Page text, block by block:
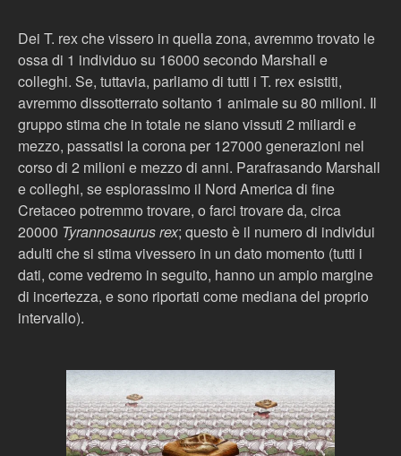
Dei T. rex che vissero in quella zona, avremmo trovato le
ossa di 1 individuo su 16000 secondo Marshall e
colleghi. Se, tuttavia, parliamo di tutti i T. rex esistiti,
avremmo dissotterrato soltanto 1 animale su 80 milioni. Il
gruppo stima che in totale ne siano vissuti 2 miliardi e
mezzo, passatisi la corona per 127000 generazioni nel
corso di 2 milioni e mezzo di anni. Parafrasando Marshall
e colleghi, se esplorassimo il Nord America di fine
Cretaceo potremmo trovare, o farci trovare da, circa
20000 Tyrannosaurus rex; questo è il numero di individui
adulti che si stima vivessero in un dato momento (tutti i
dati, come vedremo in seguito, hanno un ampio margine
di incertezza, e sono riportati come mediana del proprio
intervallo).